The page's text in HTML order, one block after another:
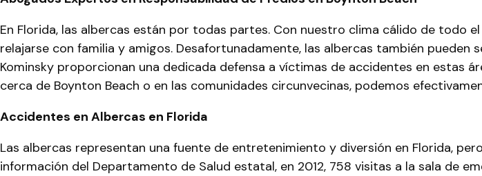
En Florida, las albercas están por todas partes. Con nuestro clima cálido de todo
relajarse con familia y amigos. Desafortunadamente, las albercas también pueden
Kominsky proporcionan una dedicada defensa a víctimas de accidentes en estas
cerca de Boynton Beach o en las comunidades circunvecinas, podemos
Accidentes en Albercas en Florida
Las albercas representan una fuente de entretenimiento y diversión en Florida,
información del Departamento de Salud estatal, en 2012, 758 visitas a la sala de